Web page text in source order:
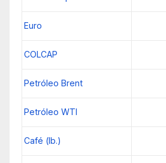
Euro
COLCAP
Petróleo Brent
Petróleo WTI
Café (lb.)